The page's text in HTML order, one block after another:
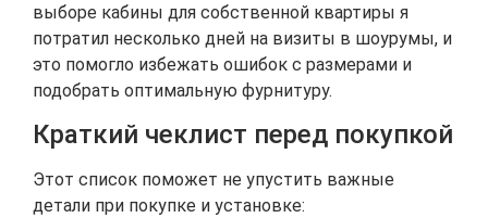
выборе кабины для собственной квартиры я
потратил несколько дней на визиты в шоурумы, и
это помогло избежать ошибок с размерами и
подобрать оптимальную фурнитуру.
Краткий чеклист перед покупкой
Этот список поможет не упустить важные
детали при покупке и установке: